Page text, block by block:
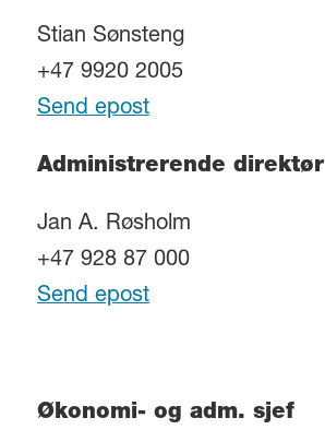
Stian Sønsteng
+47 9920 2005
Send epost
Administrerende direktør
Jan A. Røsholm
+47 928 87 000
Send epost
Økonomi- og adm. sjef